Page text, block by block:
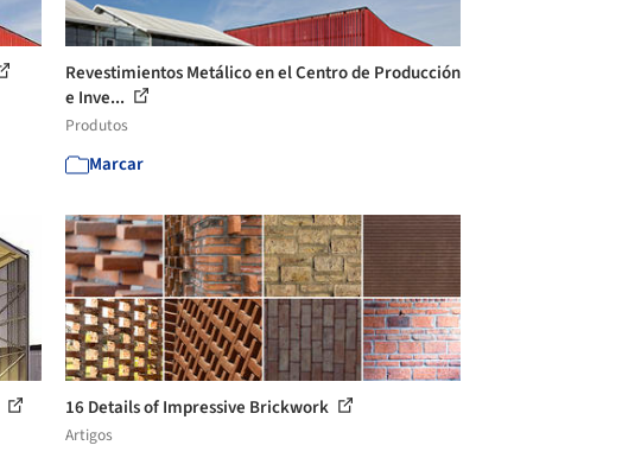
Revestimientos Metálico en el Centro de Producción
e Inve...
Produtos
Marcar
16 Details of Impressive Brickwork
Artigos